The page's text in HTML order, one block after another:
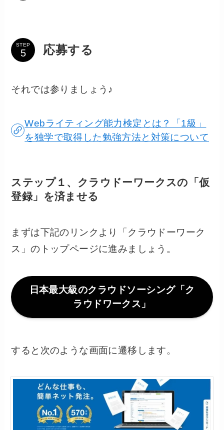
STEP 応募する
それでは参りましょう♪
Webライティング能力検定とは？「1級」
を独学で取得した勉強方法と対策について
ステップ１、クラウドーワークスの「仮
登録」を済ませる
まずは下記のリンクより「クラウドーワーク
ス」のトップページに進みましょう。
日本最大級のクラウドソーシング「ク
ラウドワークス」
すると次のような画面に遷移します。